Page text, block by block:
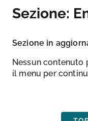
Sezione:
Sezione in
Nessun contenuto
il menu per